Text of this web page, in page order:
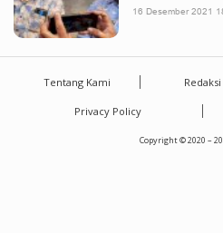
16 Desember 2021
Tentang Kami Redaksi
Privacy Policy
Copyright © 2020 –